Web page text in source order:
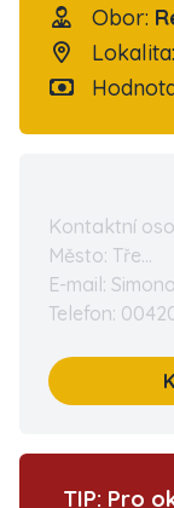
Obor:
Lokalita:
Kontaktní
Město: Tře...
E-mail:
Telefon:
TIP: Pro